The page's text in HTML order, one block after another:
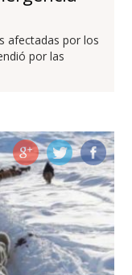
afectadas por los
por las